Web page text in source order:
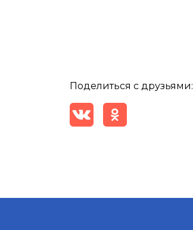
Поделиться с друзьями: